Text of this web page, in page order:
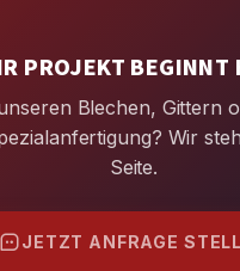
PROJEKT BEGINNT
Blechen, Gittern
Wir
Seite.
JETZT ANFRAGE